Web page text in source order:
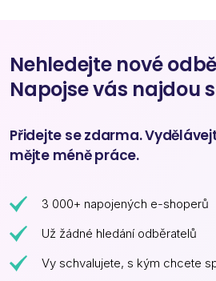
Nehledejte nové
Napojse vás najdou
Přidejte se zdarma.
mějte méně práce.
3 000+ napojených e-shoperů
Už žádné hledání odběratelů
Vy schvalujete, s kým chcete